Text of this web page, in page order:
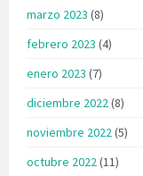
marzo 2023 (8)
febrero 2023 (4)
enero 2023 (7)
diciembre 2022(8)
noviembre 2022(5)
octubre 2022(11)